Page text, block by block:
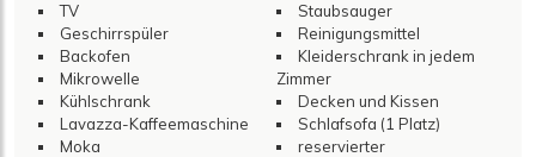
TV
Geschirrspüler
Backofen
Mikrowelle
Kühlschrank
Lavazza-Kaffeemaschine
Moka
Staubsauger
Reinigungsmittel
Kleiderschrank in jedem
Zimmer
Decken und Kissen
Schlafsofa (1 Platz)
reservierter